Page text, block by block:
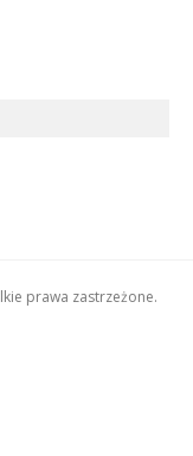
prawa zastrzeżone.